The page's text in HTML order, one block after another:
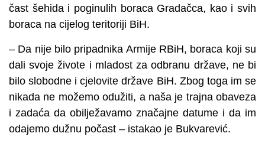
čast šehida i poginulih boraca Gradačca, kao i svih
boraca na cijelog teritoriji BiH.
– Da nije bilo pripadnika Armije RBiH, boraca koji su
dali svoje živote i mladost za odbranu države, ne bi
bilo slobodne i cjelovite države BiH. Zbog toga im se
nikada ne možemo odužiti, a naša je trajna obaveza
i zadaća da obilježavamo značajne datume i da im
odajemo dužnu počast – istakao je Bukvarević.